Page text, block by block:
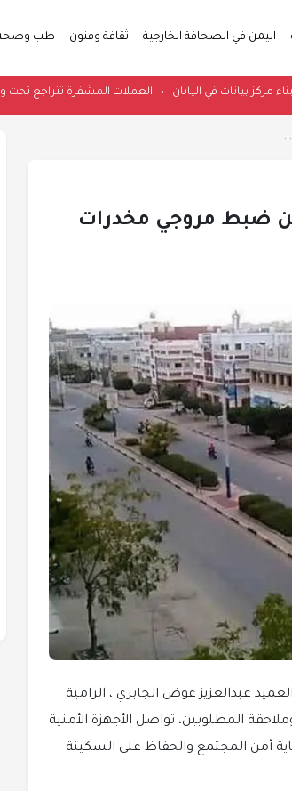
اليمن في الصحافة الخارجية ثقافة وفنون طب
•العملات المشفرة
عن ضبط مروجي مخدرات
عبدالعزيز عوض الجابري ، الرامية
المطلوبين، تواصل الأجهزة الأمنية
أمن المجتمع والحفاظ على السكينة